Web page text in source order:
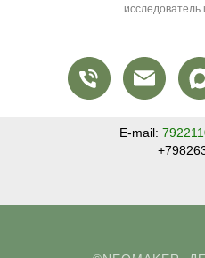
исследователь
E-mail: